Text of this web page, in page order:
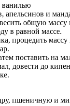
ванилью
апельсинов и
общую массу
в равной массе.
процедить массу
поставить на
довести до
пшеничную и